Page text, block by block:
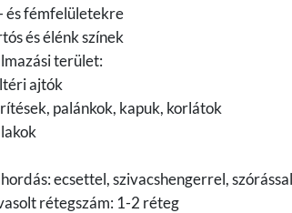
és fémfelületekre
és élénk színek
terület:
ajtók
palánkok, kapuk, korlátok
ecsettel, szivacshengerrel, szórással
rétegszám: 1-2 réteg